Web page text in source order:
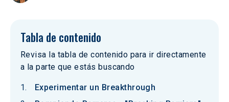
Tabla de contenido
Revisa la tabla de contenido para ir directamente
a la parte que estás buscando
Experimentar un Breakthrough